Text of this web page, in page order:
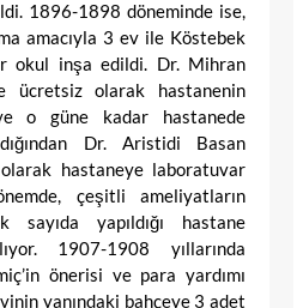
1896-1898 döneminde ise,
amacıyla 3 ev ile Köstebek
okul inşa edildi. Dr. Mihran
ücretsiz olarak hastanenin
o güne kadar hastanede
Dr. Aristidi Basan
hastaneye laboratuvar
çeşitli ameliyatların
sayıda yapıldığı hastane
1907-1908 yıllarında
önerisi ve para yardımı
yanındaki bahçeye 3 adet